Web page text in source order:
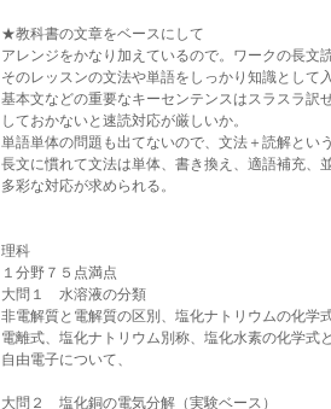
★教科書の文章をベースにして
アレンジをかなり加えているので。ワークの長文
そのレッスンの文法や単語をしっかり知識として入
基本文などの重要なキーセンテンスはスラスラ訳
しておかないと速読対応が厳しいか。
単語単体の問題も出てないので、文法＋読解とい
長文に慣れて文法は単体、書き換え、適語補充、
多彩な対応が求められる。
理科
１分野７５点満点
大問１　水溶液の分類
非電解質と電解質の区別、塩化ナトリウムの化学
電離式、塩化ナトリウム別称、塩化水素の化学式
自由電子について、
大問２　塩化銅の電気分解（実験ベース）